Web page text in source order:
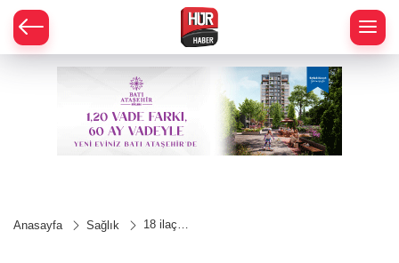
Anasayfa Sağlık
18 ilaç